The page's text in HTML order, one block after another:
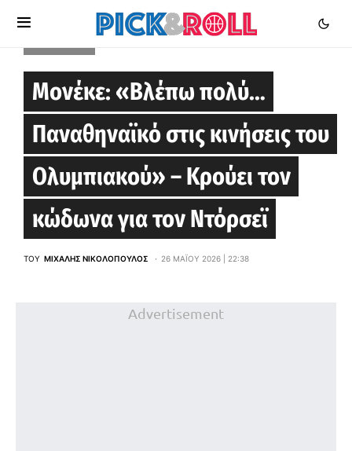
Μονέκε: «Βλέπω πολύ…
Παναθηναϊκό στις κινήσεις του
Ολυμπιακού» – Κρούει τον
κώδωνα για τον Ντόρσεϊ
ΤΟΥ ΜΙΧΆΛΗΣ ΝΙΚΟΛΌΠΟΥΛΟΣ 26 ΜΑΪ́ΟΥ 2026 | 22:38
Advertisement